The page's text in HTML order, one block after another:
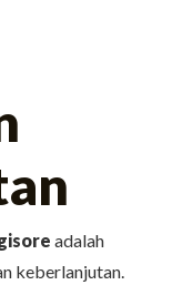
adalah
keberlanjutan.